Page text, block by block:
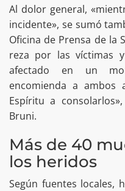
Al dolor general,
incidente», se sumó
Oficina de Prensa de la
reza por las víctimas
afectado en un
encomienda a ambos
Espíritu a
Bruni.
Más de 40
los heridos
Según fuentes locales,